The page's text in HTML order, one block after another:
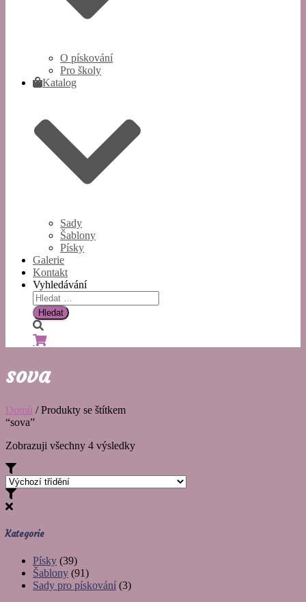
O pískování
Pro školy
Katalog
Sady
Šablony
Písky
Galerie
Kontakt
Vyhledávání
sova
Domů / Produkty se štítkem
“sova”
Zobrazuji všechny 4 výsledky
Kategorie
Písky (39)
Šablony (91)
Sady pro pískování (3)